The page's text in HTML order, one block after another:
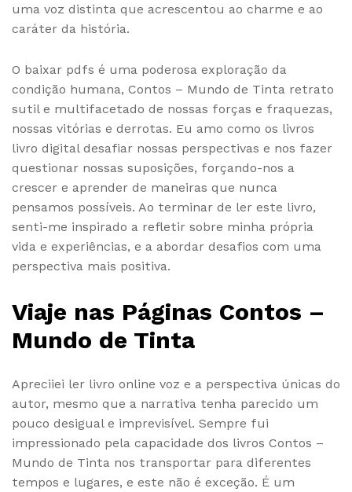
uma voz distinta que acrescentou ao charme e ao
caráter da história.
O baixar pdfs é uma poderosa exploração da
condição humana, Contos – Mundo de Tinta retrato
sutil e multifacetado de nossas forças e fraquezas,
nossas vitórias e derrotas. Eu amo como os livros
livro digital desafiar nossas perspectivas e nos fazer
questionar nossas suposições, forçando-nos a
crescer e aprender de maneiras que nunca
pensamos possíveis. Ao terminar de ler este livro,
senti-me inspirado a refletir sobre minha própria
vida e experiências, e a abordar desafios com uma
perspectiva mais positiva.
Viaje nas Páginas Contos –
Mundo de Tinta
Apreciiei ler livro online voz e a perspectiva únicas do
autor, mesmo que a narrativa tenha parecido um
pouco desigual e imprevisível. Sempre fui
impressionado pela capacidade dos livros Contos –
Mundo de Tinta nos transportar para diferentes
tempos e lugares, e este não é exceção. É um